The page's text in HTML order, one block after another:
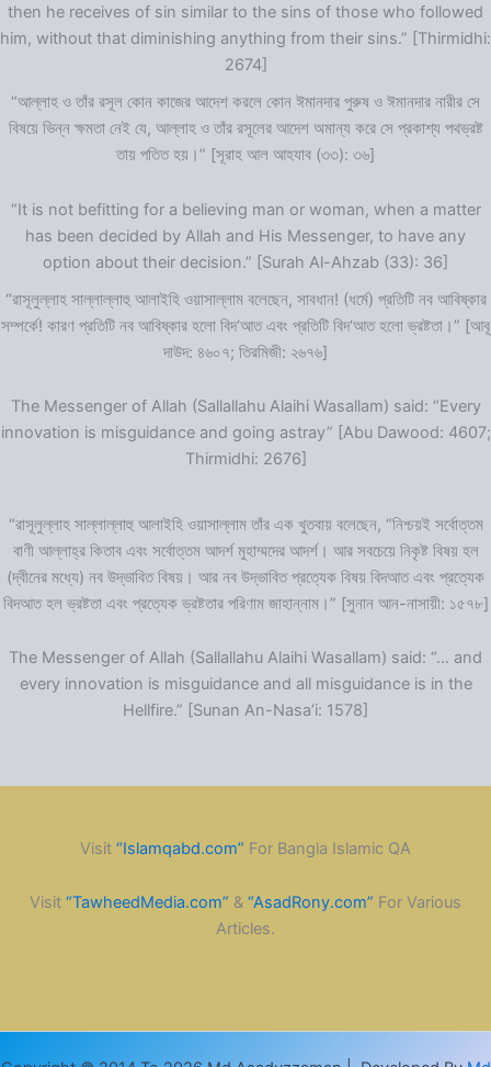
then he receives of sin similar to the sins of those who followed
him, without that diminishing anything from their sins.” [Thirmidhi:
2674]
“আল্লাহ ও তাঁর রসূল কোন কাজের আদেশ করলে কোন ঈমানদার পুরুষ ও ঈমানদার নারীর সে
বিষয়ে ভিন্ন ক্ষমতা নেই যে, আল্লাহ ও তাঁর রসূলের আদেশ অমান্য করে সে প্রকাশ্য পথভ্রষ্ট
তায় পতিত হয়।” [সূরাহ আল আহযাব (৩৩): ৩৬]
“It is not befitting for a believing man or woman, when a matter
has been decided by Allah and His Messenger, to have any
option about their decision.” [Surah Al-Ahzab (33): 36]
“রাসূলুল্লাহ সাল্লাল্লাহু আলাইহি ওয়াসাল্লাম বলেছেন, সাবধান! (ধর্মে) প্রতিটি নব আবিষ্কার
সম্পর্কে! কারণ প্রতিটি নব আবিষ্কার হলো বিদ‘আত এবং প্রতিটি বিদ‘আত হলো ভ্রষ্টতা।” [আবূ
দাউদ: ৪৬০৭; তিরমিজী: ২৬৭৬]
The Messenger of Allah (Sallallahu Alaihi Wasallam) said: “Every
innovation is misguidance and going astray” [Abu Dawood: 4607;
Thirmidhi: 2676]
“রাসূলুল্লাহ সাল্লাল্লাহু আলাইহি ওয়াসাল্লাম তাঁর এক খুতবায় বলেছেন, “নিশ্চয়ই সর্বোত্তম
বাণী আল্লাহ্‌র কিতাব এবং সর্বোত্তম আদর্শ মুহাম্মদের আদর্শ। আর সবচেয়ে নিকৃষ্ট বিষয় হল
(দ্বীনের মধ্যে) নব উদ্ভাবিত বিষয়। আর নব উদ্ভাবিত প্রত্যেক বিষয় বিদআত এবং প্রত্যেক
বিদআত হল ভ্রষ্টতা এবং প্রত্যেক ভ্রষ্টতার পরিণাম জাহান্নাম।” [সুনান আন-নাসায়ী: ১৫৭৮]
The Messenger of Allah (Sallallahu Alaihi Wasallam) said: “… and
every innovation is misguidance and all misguidance is in the
Hellfire.” [Sunan An-Nasa’i: 1578]
Visit “Islamqabd.com” For Bangla Islamic QA
Visit “TawheedMedia.com” & “AsadRony.com” For Various
Articles.